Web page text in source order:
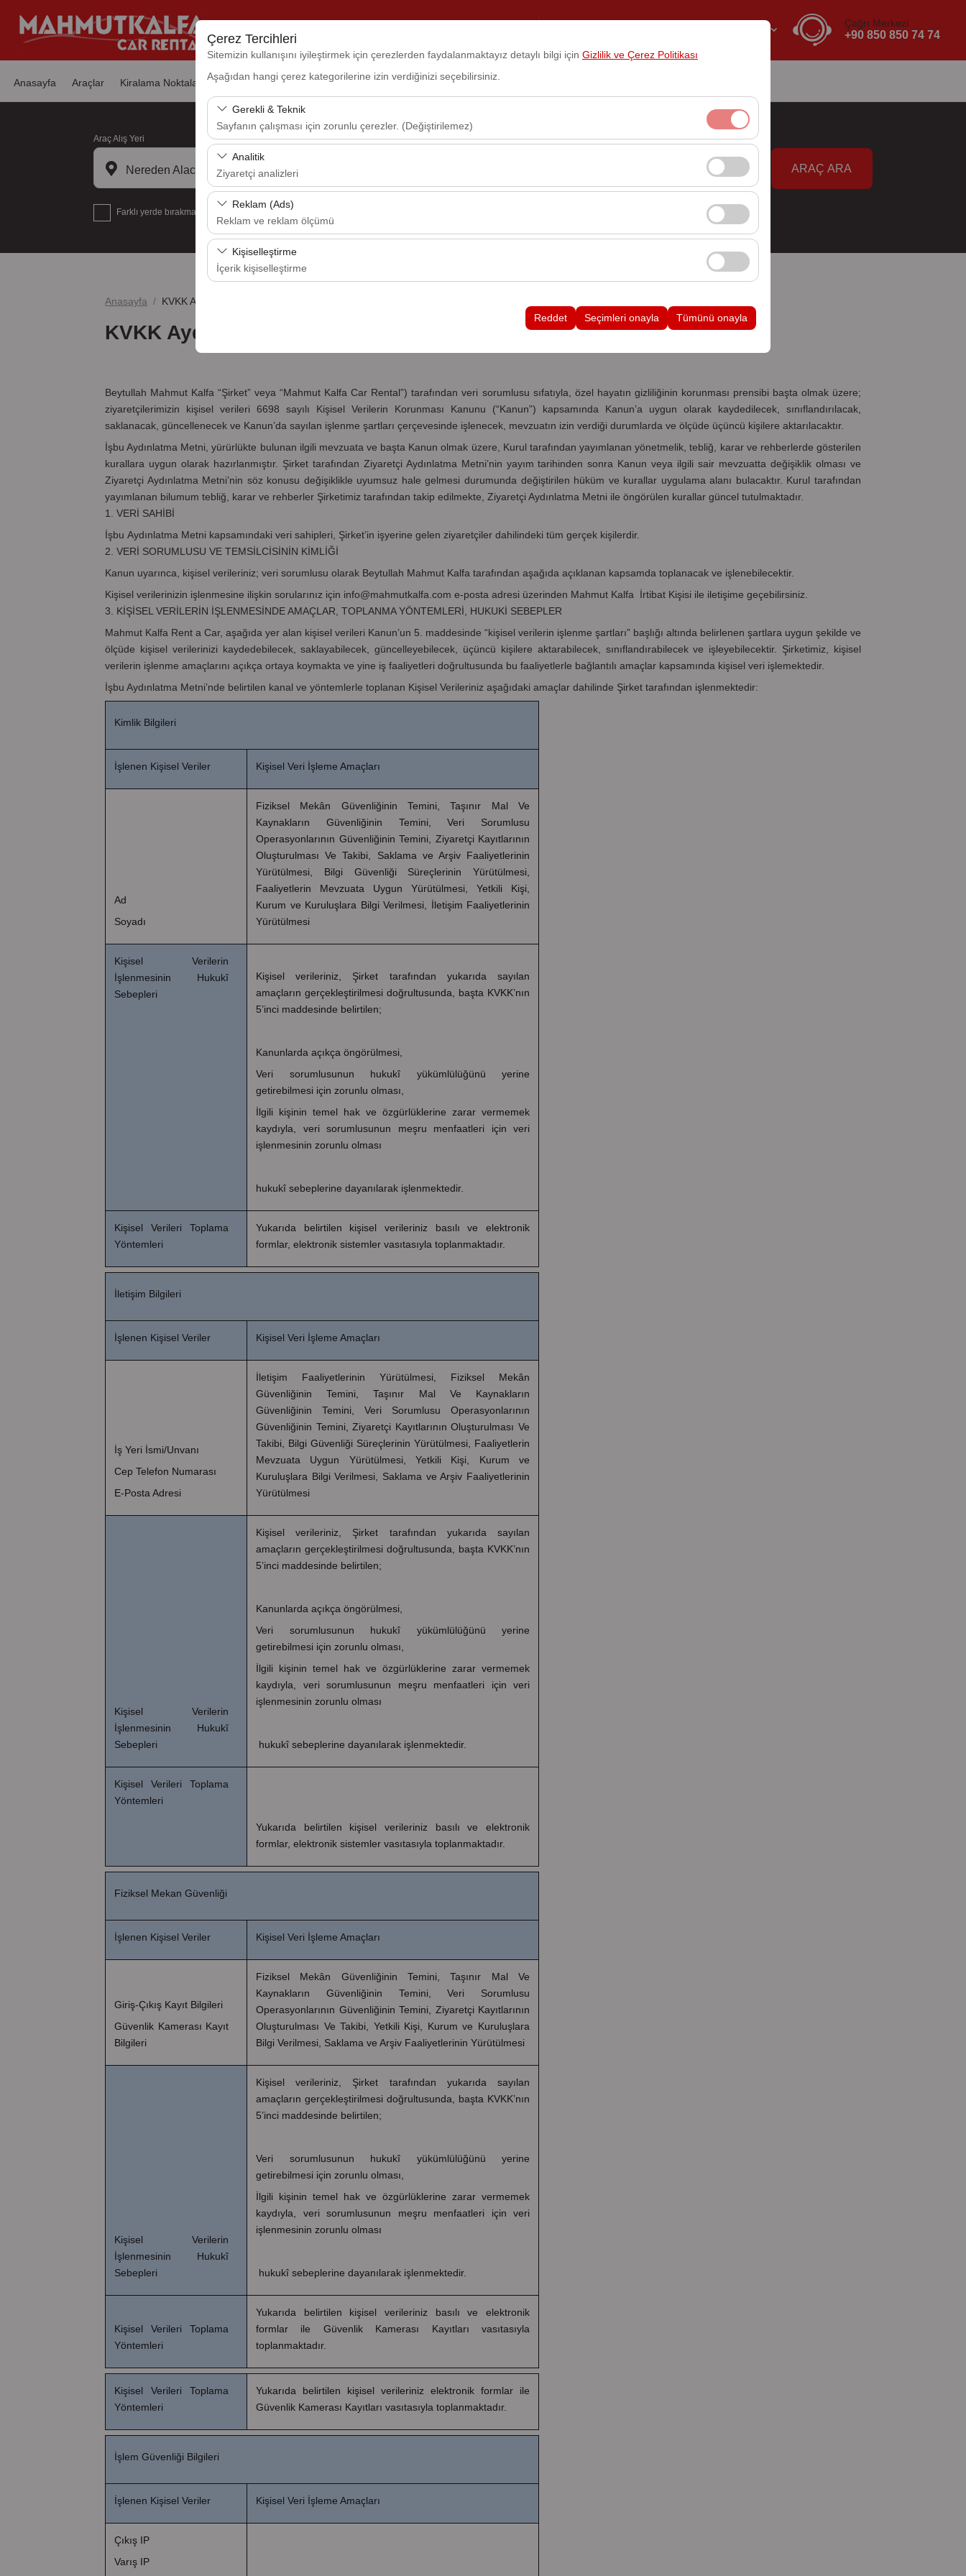
Çerez Tercihleri
Sitemizin kullanışını iyileştirmek için çerezlerden faydalanmaktayız detaylı bilgi için Gizlilik ve Çerez Politikası
Aşağıdan hangi çerez kategorilerine izin verdiğinizi seçebilirsiniz.
Gerekli & Teknik
Sayfanın çalışması için zorunlu çerezler. (Değiştirilemez)
Bu çerezler sitenin doğru şekilde çalışması, güvenlik, oturum yönetimi ve temel işlevler için gereklidir. Devre dışı
bırakılamaz.
Analitik
Ziyaretçi analizleri
Bu çerezler, sitemizin nasıl kullanıldığını (ziyaretçi sayısı, en çok ziyaret edilen sayfalar, kullanıcı davranışları)
analiz etmemizi sağlar. Bu veriler, web sitesi performansını ölçmek ve kullanıcı deneyimini sürekli iyileştirmek için
kullanılır.
Reklam (Ads)
Reklam ve reklam ölçümü
Bu çerezler, size ilgi alanlarınıza uygun kişiselleştirilmiş reklamlar göstermemize ve reklam kampanyalarımızın
etkinliğini (gösterim sayısı, tıklama oranı) ölçmemize olanak tanır.
Kişiselleştirme
İçerik kişiselleştirme
deneyiminizin tutarlılığını ve sürekliliğini sağlamak amacıyla kullanılır.
Reddet Seçimleri onayla Tümünü onayla
Çağrı Merkezi
+90 850 850 74 74
Anasayfa Araçlar Kiralama Noktaları Filo Kiralama Kampanyalar Sık Sorulan Sorular Kiralama Koşulları
Araç Alış Yeri
Nereden Alacaksınız?
Farklı yerde bırakmak istiyorum
Araç Alım Tarihi Araç Teslim Tarihi
09:00 ARAÇ ARA
Anasayfa KVKK Aydınlatma Metni
KVKK Aydınlatma Metni
Beytullah Mahmut Kalfa “Şirket” veya “Mahmut Kalfa Car Rental”) tarafından veri sorumlusu sıfatıyla, özel hayatın gizliliğinin korunması prensibi başta olmak üzere;
ziyaretçilerimizin kişisel verileri 6698 sayılı Kişisel Verilerin Korunması Kanunu (“Kanun”) kapsamında Kanun’a uygun olarak kaydedilecek, sınıflandırılacak,
saklanacak, güncellenecek ve Kanun’da sayılan işlenme şartları çerçevesinde işlenecek, mevzuatın izin verdiği durumlarda ve ölçüde üçüncü kişilere aktarılacaktır.
İşbu Aydınlatma Metni, yürürlükte bulunan ilgili mevzuata ve başta Kanun olmak üzere, Kurul tarafından yayımlanan yönetmelik, tebliğ, karar ve rehberlerde gösterilen
kurallara uygun olarak hazırlanmıştır. Şirket tarafından Ziyaretçi Aydınlatma Metni’nin yayım tarihinden sonra Kanun veya ilgili sair mevzuatta değişiklik olması ve
Ziyaretçi Aydınlatma Metni’nin söz konusu değişiklikle uyumsuz hale gelmesi durumunda değiştirilen hüküm ve kurallar uygulama alanı bulacaktır. Kurul tarafından
yayımlanan bilumum tebliğ, karar ve rehberler Şirketimiz tarafından takip edilmekte, Ziyaretçi Aydınlatma Metni ile öngörülen kurallar güncel tutulmaktadır.
1. VERİ SAHİBİ
İşbu Aydınlatma Metni kapsamındaki veri sahipleri, Şirket’in işyerine gelen ziyaretçiler dahilindeki tüm gerçek kişilerdir.
2. VERİ SORUMLUSU VE TEMSİLCİSİNİN KİMLİĞİ
Kanun uyarınca, kişisel verileriniz; veri sorumlusu olarak Beytullah Mahmut Kalfa tarafından aşağıda açıklanan kapsamda toplanacak ve işlenebilecektir.
Kişisel verilerinizin işlenmesine ilişkin sorularınız için info@mahmutkalfa.com e-posta adresi üzerinden Mahmut Kalfa
İrtibat Kişisi ile iletişime geçebilirsiniz.
3. KİŞİSEL VERİLERİN İŞLENMESİNDE AMAÇLAR, TOPLANMA YÖNTEMLERİ, HUKUKİ SEBEPLER
Mahmut Kalfa Rent a Car, aşağıda yer alan kişisel verileri Kanun’un 5. maddesinde “kişisel verilerin işlenme şartları” başlığı altında belirlenen şartlara uygun şekilde ve
ölçüde kişisel verilerinizi kaydedebilecek, saklayabilecek, güncelleyebilecek, üçüncü kişilere aktarabilecek, sınıflandırabilecek ve işleyebilecektir. Şirketimiz, kişisel
verilerin işlenme amaçlarını açıkça ortaya koymakta ve yine iş faaliyetleri doğrultusunda bu faaliyetlerle bağlantılı amaçlar kapsamında kişisel veri işlemektedir.
İşbu Aydınlatma Metni’nde belirtilen kanal ve yöntemlerle toplanan Kişisel Verileriniz aşağıdaki amaçlar dahilinde Şirket tarafından işlenmektedir:
Kimlik Bilgileri
İşlenen Kişisel Veriler Kişisel Veri İşleme Amaçları
Ad
Soyadı
Fiziksel Mekân Güvenliğinin Temini, Taşınır Mal Ve
Kaynakların Güvenliğinin Temini, Veri Sorumlusu
Operasyonlarının Güvenliğinin Temini, Ziyaretçi Kayıtlarının
Oluşturulması Ve Takibi, Saklama ve Arşiv Faaliyetlerinin
Yürütülmesi, Bilgi Güvenliği Süreçlerinin Yürütülmesi,
Faaliyetlerin Mevzuata Uygun Yürütülmesi, Yetkili Kişi,
Kurum ve Kuruluşlara Bilgi Verilmesi, İletişim Faaliyetlerinin
Yürütülmesi
Kişisel Verilerin
İşlenmesinin Hukukî
Sebepleri
Kişisel verileriniz, Şirket tarafından yukarıda sayılan
amaçların gerçekleştirilmesi doğrultusunda, başta KVKK’nın
5’inci maddesinde belirtilen;
Kanunlarda açıkça öngörülmesi,
Veri sorumlusunun hukukî yükümlülüğünü yerine
getirebilmesi için zorunlu olması,
İlgili kişinin temel hak ve özgürlüklerine zarar vermemek
kaydıyla, veri sorumlusunun meşru menfaatleri için veri
işlenmesinin zorunlu olması
hukukî sebeplerine dayanılarak işlenmektedir.
Kişisel Verileri Toplama
Yöntemleri
Yukarıda belirtilen kişisel verileriniz basılı ve elektronik
formlar, elektronik sistemler vasıtasıyla toplanmaktadır.
İletişim Bilgileri
İşlenen Kişisel Veriler Kişisel Veri İşleme Amaçları
İş Yeri İsmi/Unvanı
Cep Telefon Numarası
E-Posta Adresi
İletişim Faaliyetlerinin Yürütülmesi, Fiziksel Mekân
Güvenliğinin Temini, Taşınır Mal Ve Kaynakların
Güvenliğinin Temini, Veri Sorumlusu Operasyonlarının
Güvenliğinin Temini, Ziyaretçi Kayıtlarının Oluşturulması Ve
Takibi, Bilgi Güvenliği Süreçlerinin Yürütülmesi, Faaliyetlerin
Mevzuata Uygun Yürütülmesi, Yetkili Kişi, Kurum ve
Kuruluşlara Bilgi Verilmesi, Saklama ve Arşiv Faaliyetlerinin
Yürütülmesi
Kişisel Verilerin
İşlenmesinin Hukukî
Sebepleri
Kişisel verileriniz, Şirket tarafından yukarıda sayılan
amaçların gerçekleştirilmesi doğrultusunda, başta KVKK’nın
5’inci maddesinde belirtilen;
Kanunlarda açıkça öngörülmesi,
Veri sorumlusunun hukukî yükümlülüğünü yerine
getirebilmesi için zorunlu olması,
İlgili kişinin temel hak ve özgürlüklerine zarar vermemek
kaydıyla, veri sorumlusunun meşru menfaatleri için veri
işlenmesinin zorunlu olması
hukukî sebeplerine dayanılarak işlenmektedir.
Kişisel Verileri Toplama
Yöntemleri
Yukarıda belirtilen kişisel verileriniz basılı ve elektronik
formlar, elektronik sistemler vasıtasıyla toplanmaktadır.
Fiziksel Mekan Güvenliği
İşlenen Kişisel Veriler Kişisel Veri İşleme Amaçları
Giriş-Çıkış Kayıt Bilgileri
Güvenlik Kamerası Kayıt
Bilgileri
Fiziksel Mekân Güvenliğinin Temini, Taşınır Mal Ve
Kaynakların Güvenliğinin Temini, Veri Sorumlusu
Operasyonlarının Güvenliğinin Temini, Ziyaretçi Kayıtlarının
Oluşturulması Ve Takibi, Yetkili Kişi, Kurum ve Kuruluşlara
Bilgi Verilmesi, Saklama ve Arşiv Faaliyetlerinin Yürütülmesi
Kişisel Verilerin
İşlenmesinin Hukukî
Sebepleri
Kişisel verileriniz, Şirket tarafından yukarıda sayılan
amaçların gerçekleştirilmesi doğrultusunda, başta KVKK’nın
5’inci maddesinde belirtilen;
Veri sorumlusunun hukukî yükümlülüğünü yerine
getirebilmesi için zorunlu olması,
İlgili kişinin temel hak ve özgürlüklerine zarar vermemek
kaydıyla, veri sorumlusunun meşru menfaatleri için veri
işlenmesinin zorunlu olması
hukukî sebeplerine dayanılarak işlenmektedir.
Kişisel Verileri Toplama
Yöntemleri
Yukarıda belirtilen kişisel verileriniz basılı ve elektronik
formlar ile Güvenlik Kamerası Kayıtları vasıtasıyla
toplanmaktadır.
Kişisel Verileri Toplama
Yöntemleri
Yukarıda belirtilen kişisel verileriniz elektronik formlar ile
Güvenlik Kamerası Kayıtları vasıtasıyla toplanmaktadır.
İşlem Güvenliği Bilgileri
İşlenen Kişisel Veriler Kişisel Veri İşleme Amaçları
Çıkış IP
Varış IP